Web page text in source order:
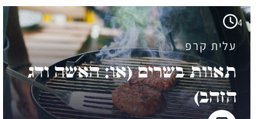
4
עלית קרפ
תאוות בשרים (או: האשה ודג
הזהב)